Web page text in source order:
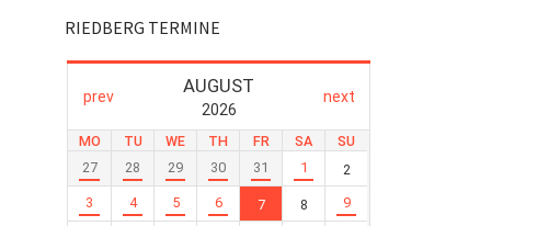
RIEDBERG TERMINE